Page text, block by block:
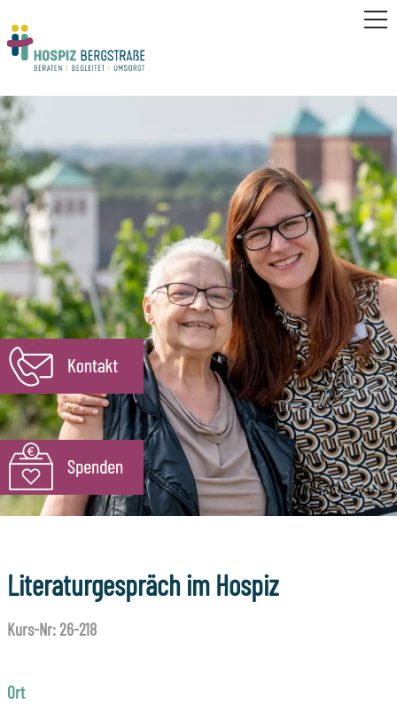
Literaturgespräch im Hospiz
Kurs-Nr: 26-218
Ort